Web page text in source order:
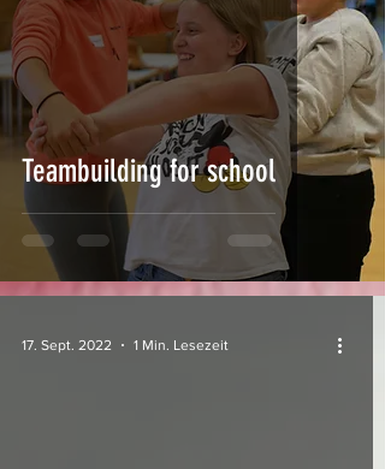
Teambuilding for school
17. Sept. 2022 1 Min. Lesezeit